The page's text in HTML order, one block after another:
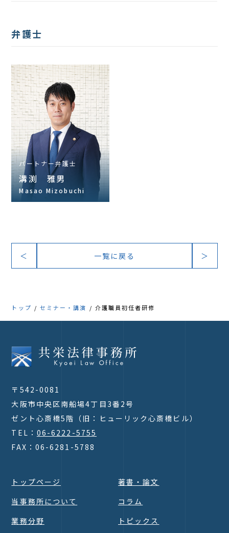
弁護士
パートナー弁護士
溝渕 雅男
Masao Mizobuchi
＜ 一覧に戻る ＞
トップ セミナー・講演 介護職員初任者研修
〒542-0081
大阪市中央区南船場4丁目3番2号
ゼント心斎橋5階（旧：ヒューリック心斎橋ビル）
TEL： 06-6222-5755
FAX：06-6281-5788
トップページ
当事務所について
業務分野
著書・論文
コラム
トピックス